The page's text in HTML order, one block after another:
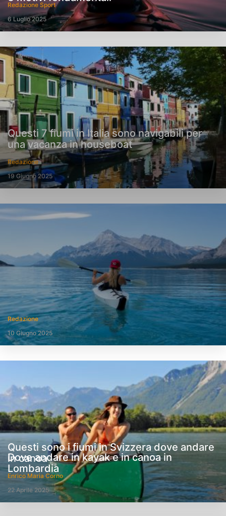
Redazione Sport
6 Luglio 2025
Questi 7 fiumi in Italia sono navigabili per
una vacanza in houseboat
Redazione
19 Giugno 2025
Redazione
10 Giugno 2025
Questi sono i fiumi in Svizzera dove andare
in canoa
Enrico Maria Corno
22 Aprile 2025
Dove andare in kayak e in canoa in
Lombardia